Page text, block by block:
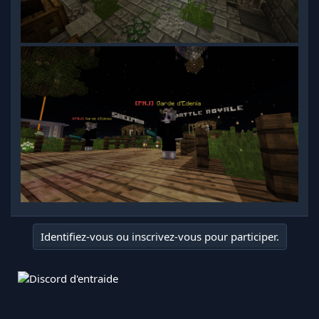
Identifiez-vous ou inscrivez-vous pour participer.